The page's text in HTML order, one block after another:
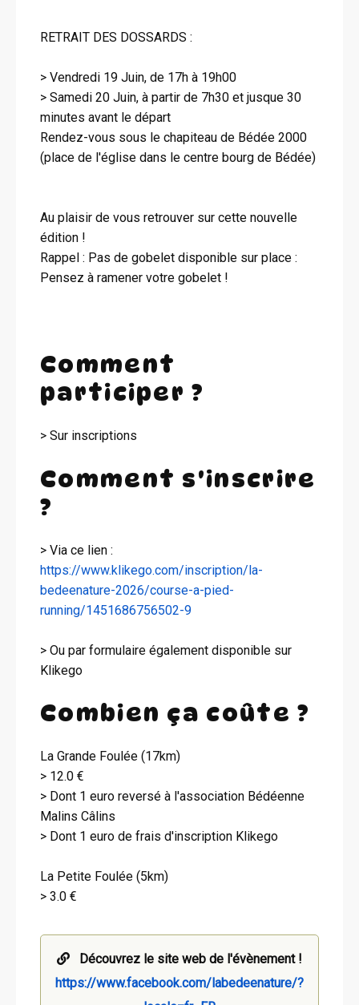
RETRAIT DES DOSSARDS :
> Vendredi 19 Juin, de 17h à 19h00
> Samedi 20 Juin, à partir de 7h30 et jusque 30
minutes avant le départ
Rendez-vous sous le chapiteau de Bédée 2000
(place de l'église dans le centre bourg de Bédée)
Au plaisir de vous retrouver sur cette nouvelle
édition !
Rappel : Pas de gobelet disponible sur place :
Pensez à ramener votre gobelet !
Comment
participer ?
> Sur inscriptions
Comment s'inscrire
?
> Via ce lien :
https://www.klikego.com/inscription/la-
bedeenature-2026/course-a-pied-
running/1451686756502-9
> Ou par formulaire également disponible sur
Klikego
Combien ça coûte ?
La Grande Foulée (17km)
> 12.0 €
> Dont 1 euro reversé à l'association Bédéenne
Malins Câlins
> Dont 1 euro de frais d'inscription Klikego
La Petite Foulée (5km)
> 3.0 €
Découvrez le site web de l'évènement !
https://www.facebook.com/labedeenature/?